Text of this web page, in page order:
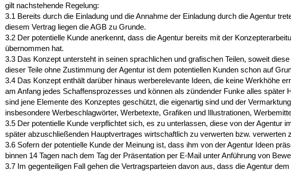
gilt nachstehende Regelung:
3.1 Bereits durch die Einladung und die Annahme der Einladung durch die Agentur
diesem Vertrag liegen die AGB zu Grunde.
3.2 Der potentielle Kunde anerkennt, dass die Agentur bereits mit der
übernommen hat.
3.3 Das Konzept untersteht in seinen sprachlichen und grafischen Teilen, soweit
dieser Teile ohne Zustimmung der Agentur ist dem potentiellen Kunden schon auf
3.4 Das Konzept enthält darüber hinaus werberelevante Ideen, die keine Werkhöhe
am Anfang jedes Schaffensprozesses und können als zündender Funke alles
sind jene Elemente des Konzeptes geschützt, die eigenartig sind und der
insbesondere Werbeschlagwörter, Werbetexte, Grafiken und Illustrationen,
3.5 Der potentielle Kunde verpflichtet sich, es zu unterlassen, diese von der
später abzuschließenden Hauptvertrages wirtschaftlich zu verwerten bzw. verwerten
3.6 Sofern der potentielle Kunde der Meinung ist, dass ihm von der Agentur Ideen
binnen 14 Tagen nach dem Tag der Präsentation per E-Mail unter Anführung von
3.7 Im gegenteiligen Fall gehen die Vertragsparteien davon aus, dass die Agentur